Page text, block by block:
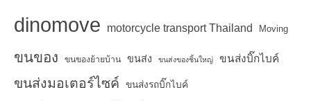
dinomove motorcycle transport Thailand Moving
ขนของ ขนของย้ายบ้าน ขนส่ง ขนส่งของชิ้นใหญ่ ขนส่งบิ๊กไบค์
ขนส่งมอเตอร์ไซค์ ขนส่งรถบิ๊กไบค์